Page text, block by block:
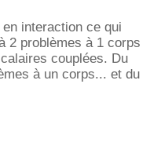
interaction ce qui
2 problèmes à 1 corps
couplées. Du
à un corps... et du